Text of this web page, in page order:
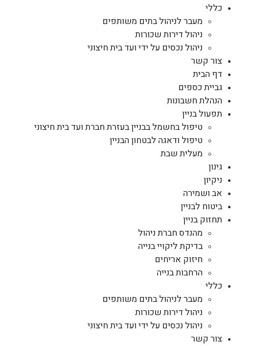
כללי
מעבר לניהול בתים משותפים
ניהול דירות שכורות
ניהול נכסים על ידי ועד בית חיצוני
צור קשר
דף הבית
גביית כספים
הנהלת חשבונות
תפעול בניין
טיפול בחשמל בבניין בעזרת חברת ועד בית חיצוני
טיפול ודאגה לבטחון הבניין
מעלית שבת
גינון
ניקיון
אב ושמירה
ביטוח לבניין
תחזוק בניין
מהנדס חברת ניהול
בדיקת ליקויי בנייה
חיזוק אריחים
הרחבות בנייה
כללי
מעבר לניהול בתים משותפים
ניהול דירות שכורות
ניהול נכסים על ידי ועד בית חיצוני
צור קשר